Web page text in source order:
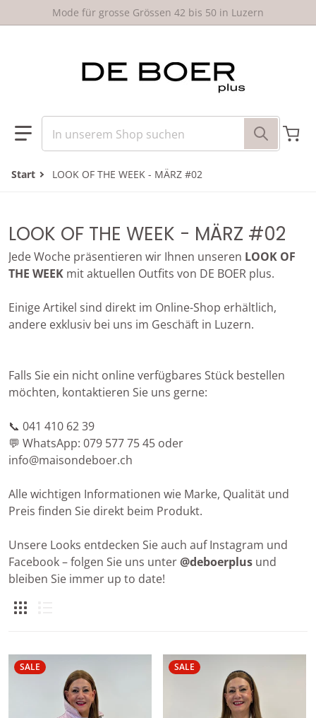
Mode für grosse Grössen 42 bis 50 in Luzern
In unserem Shop suchen
Start LOOK OF THE WEEK - MÄRZ #02
LOOK OF THE WEEK - MÄRZ #02
Jede Woche präsentieren wir Ihnen unseren LOOK OF
THE WEEK mit aktuellen Outfits von DE BOER plus.
Einige Artikel sind direkt im Online-Shop erhältlich,
andere exklusiv bei uns im Geschäft in Luzern.
Falls Sie ein nicht online verfügbares Stück bestellen
möchten, kontaktieren Sie uns gerne:
📞 041 410 62 39
💬 WhatsApp: 079 577 75 45 oder
info@maisondeboer.ch
Alle wichtigen Informationen wie Marke, Qualität und
Preis finden Sie direkt beim Produkt.
Unsere Looks entdecken Sie auch auf Instagram und
Facebook – folgen Sie uns unter@deboerplus und
bleiben Sie immer up to date!
SALE SALE